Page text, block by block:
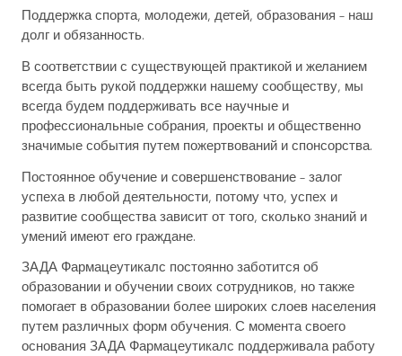
Поддержка спорта, молодежи, детей, образования – наш
долг и обязанность.
В соответствии с существующей практикой и желанием
всегда быть рукой поддержки нашему сообществу, мы
всегда будем поддерживать все научные и
профессиональные собрания, проекты и общественно
значимые события путем пожертвований и спонсорства.
Постоянное обучение и совершенствование – залог
успеха в любой деятельности, потому что, успех и
развитие сообщества зависит от того, сколько знаний и
умений имеют его граждане.
ЗАДА Фармацеутикалс постоянно заботится об
образовании и обучении своих сотрудников, но также
помогает в образовании более широких слоев населения
путем различных форм обучения. С момента своего
основания ЗАДА Фармацеутикалс поддерживала работу